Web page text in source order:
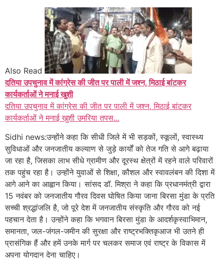
Also Read
दतिया उपचुनाव में कांग्रेस की जीत पर पाली में जश्न, मिठाई बांटकर
कार्यकर्ताओं ने मनाई खुशी
दतिया उपचुनाव में कांग्रेस की जीत पर पाली में जश्न, मिठाई बांटकर
कार्यकर्ताओं ने मनाई खुशी उमरिया तपस...
Sidhi news:उन्होंने कहा कि सीधी जिले में भी सड़कों, स्कूलों, स्वास्थ्य
सुविधाओं और जनजातीय कल्याण से जुड़े कार्यों को तेज गति से आगे बढ़ाया
जा रहा है, जिसका लाभ सीधे ग्रामीण और दूरस्थ क्षेत्रों में रहने वाले परिवारों
तक पहुंच रहा है। उन्होंने युवाओं से शिक्षा, कौशल और स्वावलंबन की दिशा में
आगे आने का आह्वान किया। सांसद डॉ. मिश्रा ने कहा कि प्रधानमंत्री द्वारा
15 नवंबर को जनजातीय गौरव दिवस घोषित किया जाना बिरसा मुंडा के प्रति
सच्ची श्रद्धांजलि है, जो पूरे देश में जनजातीय संस्कृति और गौरव को नई
पहचान देता है। उन्होंने कहा कि भगवान बिरसा मुंडा के आदर्शकृस्वाभिमान,
समानता, जल-जंगल-जमीन की सुरक्षा और राष्ट्रभक्तिकृआज भी उतने ही
प्रासंगिक हैं और हमें उनके मार्ग पर चलकर समाज एवं राष्ट्र के विकास में
अपना योगदान देना चाहिए।